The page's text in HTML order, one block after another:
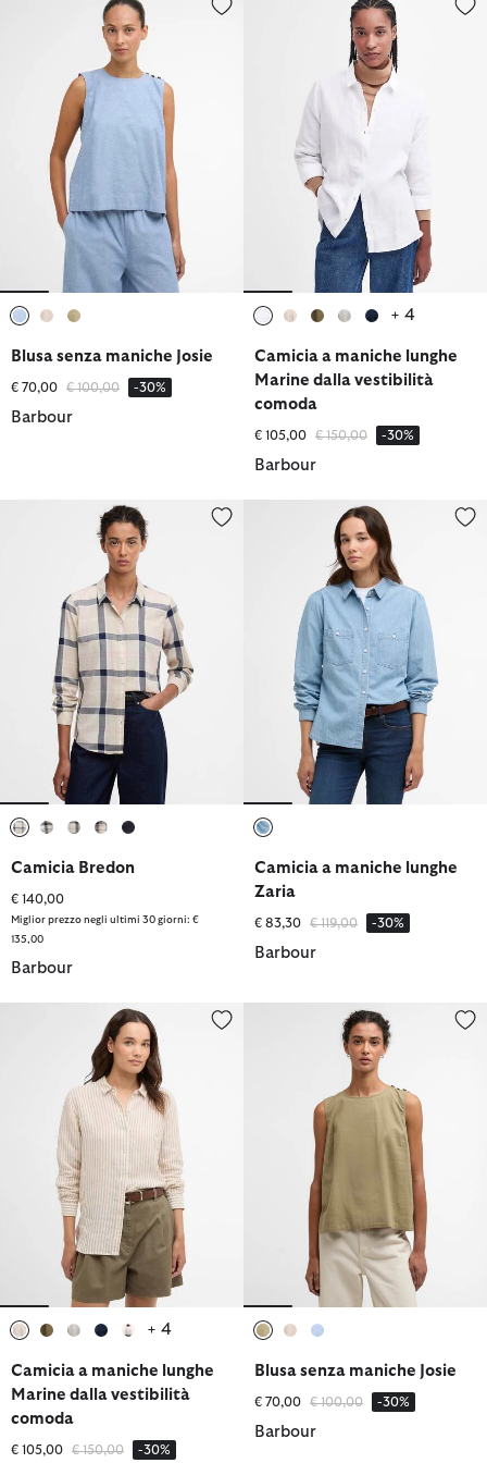
Blusa senza maniche Josie
€ 70,00 Prezzo ridotto da
€ 100,00a -30%
Barbour
+ 4
Camicia a maniche lunghe
Marine dalla vestibilità
comoda
€ 105,00 Prezzo ridotto da
€ 150,00a -30%
Barbour
Camicia Bredon
Camicia Bredon
€ 140,00
Miglior prezzo negli ultimi 30 giorni: €
135,00
Barbour
Camicia a maniche lunghe Zaria
Camicia a maniche lunghe
Zaria
€ 83,30 Prezzo ridotto da
€ 119,00a -30%
Barbour
Camicia a maniche lunghe Marine dalla vestibilità comoda
+ 4
Camicia a maniche lunghe
Marine dalla vestibilità
comoda
€ 105,00 Prezzo ridotto da
€ 150,00a -30%
Blusa senza maniche Josie
Blusa senza maniche Josie
€ 70,00 Prezzo ridotto da
€ 100,00a -30%
Barbour